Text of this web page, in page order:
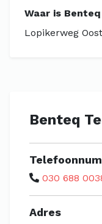
Waar is
Lopikerweg
Benteq
030 688
Adres